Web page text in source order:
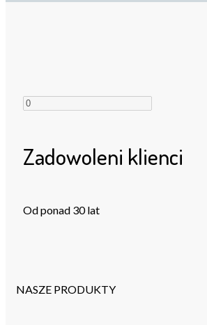
Zadowoleni klienci
Od ponad 30 lat
NASZE PRODUKTY